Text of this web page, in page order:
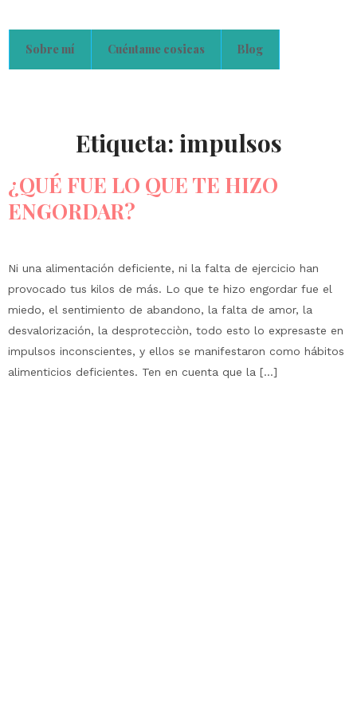
Sobre mí Cuéntame cosicas Blog
Etiqueta: impulsos
¿QUÉ FUE LO QUE TE HIZO
ENGORDAR?
Ni una alimentación deficiente, ni la falta de ejercicio han
provocado tus kilos de más. Lo que te hizo engordar fue el
miedo, el sentimiento de abandono, la falta de amor, la
desvalorización, la desprotecciòn, todo esto lo expresaste en
impulsos inconscientes, y ellos se manifestaron como hábitos
alimenticios deficientes. Ten en cuenta que la […]